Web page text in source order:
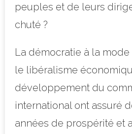
peuples et de leurs
chuté ?
La démocratie à la
le libéralisme
développement du
international ont assuré
années de prospérité et